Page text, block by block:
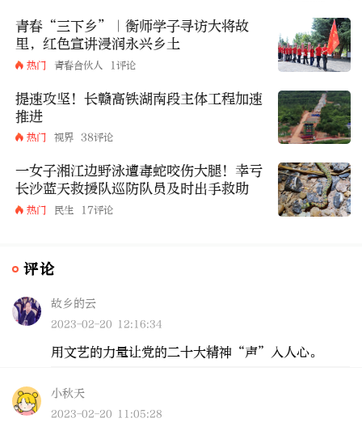
青春“三下乡”｜衡师学子寻访大将故
里，红色宣讲浸润永兴乡土
热门 青春合伙人 1评论
提速攻坚！长赣高铁湖南段主体工程加速
推进
热门 视界 38评论
一女子湘江边野泳遭毒蛇咬伤大腿！幸亏
长沙蓝天救援队巡防队员及时出手救助
热门 民生 17评论
评论
故乡的云
2023-02-20 12:16:34
用文艺的力量让党的二十大精神“声”入人心。
小秋天
2023-02-20 11:05:28